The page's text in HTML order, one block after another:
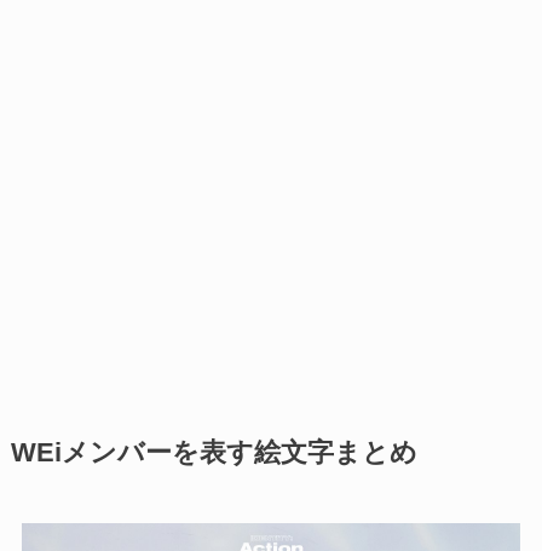
WEiメンバーを表す絵文字まとめ